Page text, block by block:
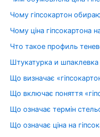
Чому гіпсокартон
Чому ціна гіпсокартона
Что такое профиль
Штукатурка и
Що визначає
Що включає поняття
Що означає термін
Що означає ціна на